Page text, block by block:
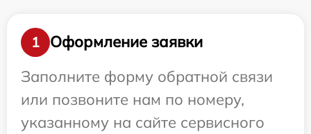
1
Оформление заявки
Заполните форму обратной связи
или позвоните нам по номеру,
указанному на сайте сервисного